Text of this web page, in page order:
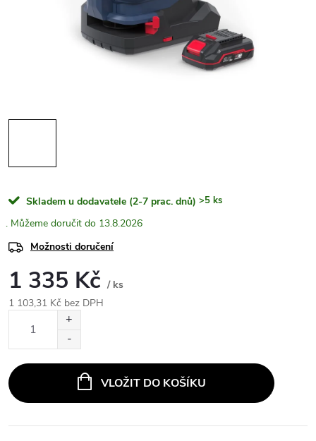
Skladem u dodavatele (2-7 prac. dnů) >5 ks
13.8.2026
Možnosti doručení
1 335 Kč / ks
1 103,31 Kč bez DPH
VLOŽIT DO KOŠÍKU